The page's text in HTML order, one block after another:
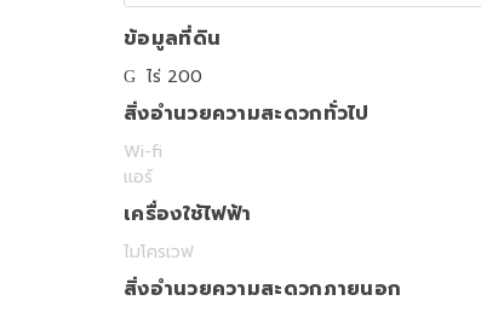
ข้อมูลที่ดิน
ไร่ 200
สิ่งอำนวยความสะดวกทั่วไป
Wi-fi
แอร์
เครื่องใช้ไฟฟ้า
ไมโครเวฟ
สิ่งอำนวยความสะดวกภายนอก